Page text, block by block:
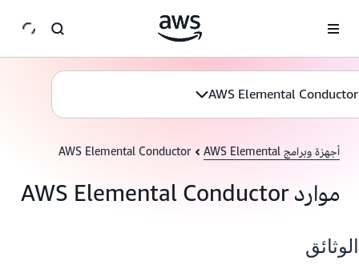
AWS Elemental Conductor
أجهزة وبرامج AWS Elemental AWS Elemental Conductor
موارد AWS Elemental Conductor
الوثائق